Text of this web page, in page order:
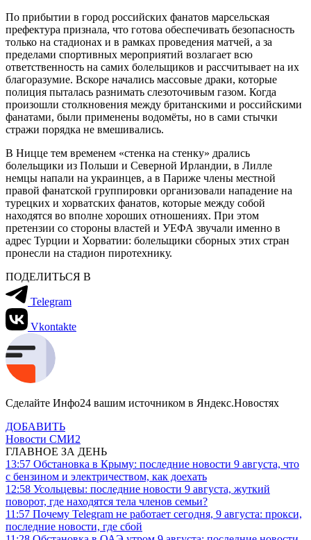
По прибытии в город российских фанатов марсельская
префектура признала, что готова обеспечивать безопасность
только на стадионах и в рамках проведения матчей, а за
пределами спортивных мероприятий возлагает всю
ответственность на самих болельщиков и рассчитывает на их
благоразумие. Вскоре начались массовые драки, которые
полиция пыталась разнимать слезоточивым газом. Когда
произошли столкновения между британскими и российскими
фанатами, были применены водомёты, но в сами стычки
стражи порядка не вмешивались.
В Ницце тем временем «стенка на стенку» дрались
болельщики из Польши и Северной Ирландии, в Лилле
немцы напали на украинцев, а в Париже члены местной
правой фанатской группировки организовали нападение на
турецких и хорватских фанатов, которые между собой
находятся во вполне хороших отношениях. При этом
претензии со стороны властей и УЕФА звучали именно в
адрес Турции и Хорватии: болельщики сборных этих стран
пронесли на стадион пиротехнику.
ПОДЕЛИТЬСЯ В
Telegram
Vkontakte
Сделайте Инфо24 вашим источником в Яндекс.Новостях
ДОБАВИТЬ
Новости СМИ2
ГЛАВНОЕ ЗА ДЕНЬ
13:57 Обстановка в Крыму: последние новости 9 августа, что
с бензином и электричеством, как доехать
12:58 Усольцевы: последние новости 9 августа, жуткий
поворот, где находятся тела членов семьи?
11:57 Почему Telegram не работает сегодня, 9 августа: прокси,
последние новости, где сбой